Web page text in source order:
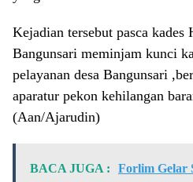
Kejadian tersebut pasca kades
Bangunsari meminjam kunci
pelayanan desa Bangunsari
aparatur pekon kehilangan
(Aan/Ajarudin)
BACA JUGA :
Forlim Gelar